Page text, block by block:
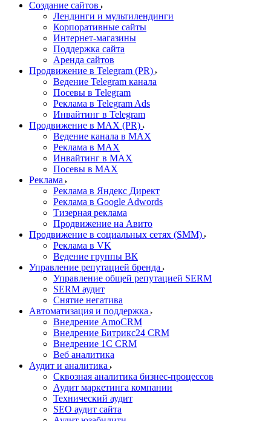
Создание сайтов
Лендинги и мультилендинги
Корпоративные сайты
Интернет-магазины
Поддержка сайта
Аренда сайтов
Продвижение в Telegram (PR)
Ведение Telegram канала
Посевы в Telegram
Реклама в Telegram Ads
Инвайтинг в Telegram
Продвижение в MAX (PR)
Ведение канала в MAX
Реклама в MAX
Инвайтинг в MAX
Посевы в MAX
Реклама
Реклама в Яндекс Директ
Реклама в Google Adwords
Тизерная реклама
Продвижение на Авито
Продвижение в социальных сетях (SMM)
Реклама в VK
Ведение группы ВК
Управление репутацией бренда
Управление общей репутацией SERM
SERM аудит
Снятие негатива
Автоматизация и поддержка
Внедрение AmoCRM
Внедрение Битрикс24 CRM
Внедрение 1C CRM
Веб аналитика
Аудит и аналитика
Сквозная аналитика бизнес-процессов
Аудит маркетинга компании
Технический аудит
SEO аудит сайта